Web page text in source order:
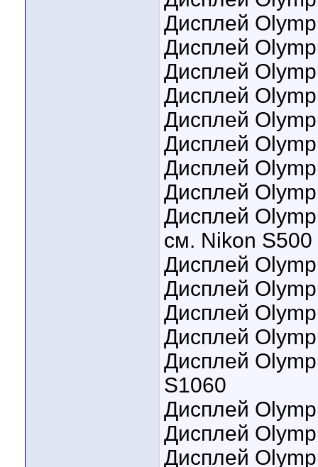
Дисплей
Дисплей
Дисплей
Дисплей
Дисплей
Дисплей
Дисплей
Дисплей
Дисплей
см. Nikon S500
Дисплей
Дисплей
Дисплей
Дисплей
Дисплей
S1060
Дисплей
Дисплей
Дисплей